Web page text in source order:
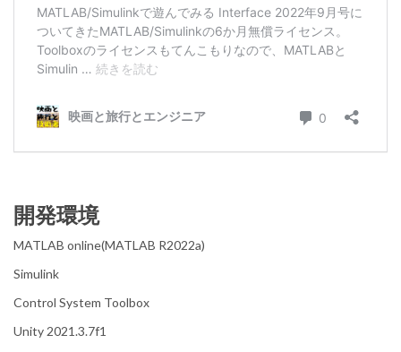
開発環境
MATLAB online(MATLAB R2022a)
Simulink
Control System Toolbox
Unity 2021.3.7f1